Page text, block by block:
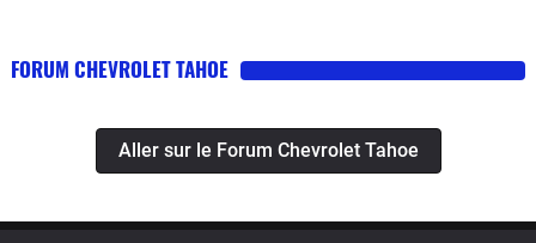
FORUM CHEVROLET TAHOE
Aller sur le Forum Chevrolet Tahoe